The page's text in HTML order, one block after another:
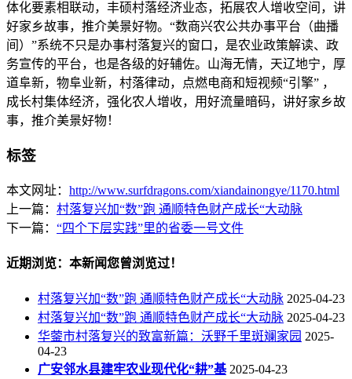
体化要素相联动，丰硕村落经济业态，拓展农人增收空间，讲
好家乡故事，推介美景好物。“数商兴农公共办事平台（曲播
间）”系统不只是办事村落复兴的窗口，是农业政策解读、政
务宣传的平台，也是各级的好辅佐。山海无情，天辽地宁，厚
道阜新，物阜业新，村落律动，点燃电商和短视频“引擎” ，
成长村集体经济，强化农人增收，用好流量暗码，讲好家乡故
事，推介美景好物！
标签
本文网址： http://www.surfdragons.com/xiandainongye/1170.html
上一篇： 村落复兴加“数”跑 通顺特色财产成长“大动脉
下一篇： “四个下层实践”里的省委一号文件
近期浏览：本新闻您曾浏览过！
村落复兴加“数”跑 通顺特色财产成长“大动脉 2025-04-23
村落复兴加“数”跑 通顺特色财产成长“大动脉 2025-04-23
华蓥市村落复兴的致富新篇：沃野千里斑斓家园 2025-
04-23
广安邻水县建牢农业现代化“耕”基 2025-04-23